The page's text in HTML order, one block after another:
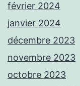
février 2024
janvier 2024
décembre 2023
novembre 2023
octobre 2023